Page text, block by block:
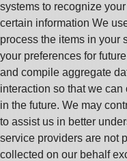
systems to recognize
certain information We
process the items in your
your preferences for
and compile aggregate
interaction so that we
in the future. We may
to assist us in better
service providers are not
collected on our behalf